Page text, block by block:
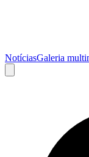
NotíciasGaleria